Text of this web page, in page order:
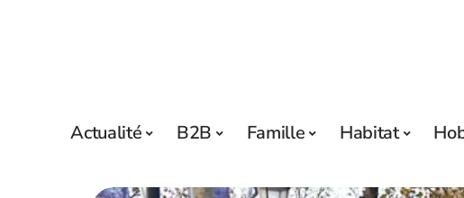
Actualité B2B Famille Habitat